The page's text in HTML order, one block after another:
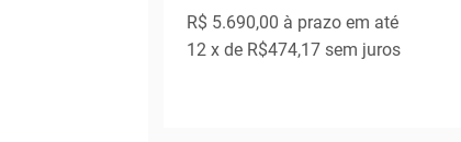
R$ 5.690,00 à prazo em até
12 x de R$474,17 sem juros